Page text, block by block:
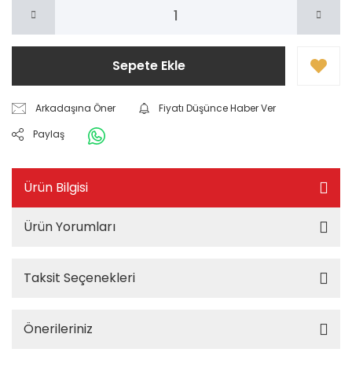
Sepete Ekle
Arkadaşına Öner
Fiyatı Düşünce Haber Ver
Paylaş
Ürün Bilgisi
Ürün Yorumları
Taksit Seçenekleri
Önerileriniz